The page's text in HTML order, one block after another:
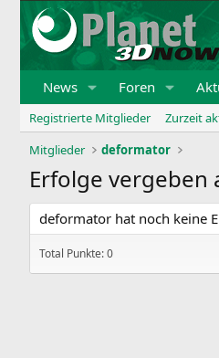
News Foren
Registrierte Mitglieder
Zurzeit
Mitglieder
deformator
Erfolge
deformator hat noch keine
Total Punkte: 0